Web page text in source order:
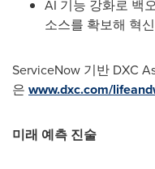
AI 기능 강화로 백
소스를 확보해 혁
ServiceNow 기반 DXC
은 www.dxc.com/
미래 예측 진술